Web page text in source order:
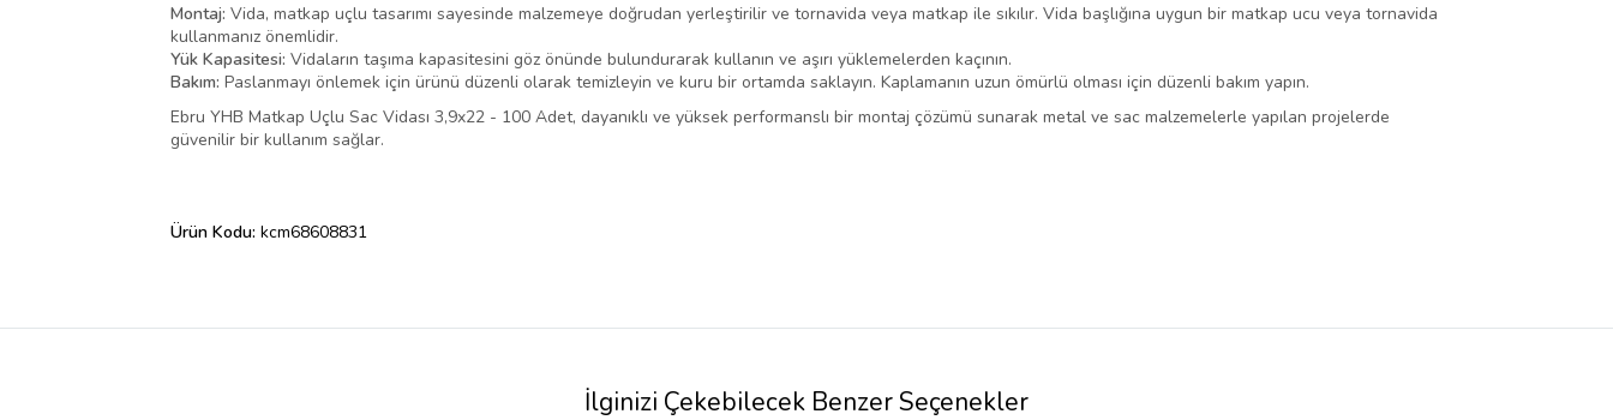
Montaj: Vida, matkap uçlu tasarımı sayesinde malzemeye doğrudan yerleştirilir ve tornavida veya matkap ile sıkılır. Vida başlığına uygun bir matkap ucu veya tornavida
kullanmanız önemlidir.
Yük Kapasitesi: Vidaların taşıma kapasitesini göz önünde bulundurarak kullanın ve aşırı yüklemelerden kaçının.
Bakım: Paslanmayı önlemek için ürünü düzenli olarak temizleyin ve kuru bir ortamda saklayın. Kaplamanın uzun ömürlü olması için düzenli bakım yapın.
Ebru YHB Matkap Uçlu Sac Vidası 3,9x22 - 100 Adet, dayanıklı ve yüksek performanslı bir montaj çözümü sunarak metal ve sac malzemelerle yapılan projelerde
güvenilir bir kullanım sağlar.
Ürün Kodu: kcm68608831
İlginizi Çekebilecek Benzer Seçenekler